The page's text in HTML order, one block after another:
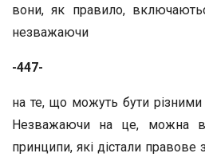
вони, як правило,
незважаючи
-447-
на те, що можуть бути різними
Незважаючи на це, можна
принципи, які дістали правове